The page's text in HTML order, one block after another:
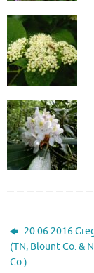
20.06.2016
(TN, Blount Co. &
Co.)